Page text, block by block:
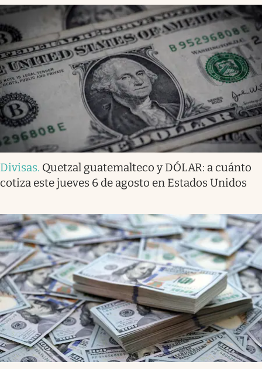
Divisas. Quetzal guatemalteco y DÓLAR: a cuánto
cotiza este jueves 6 de agosto en Estados Unidos